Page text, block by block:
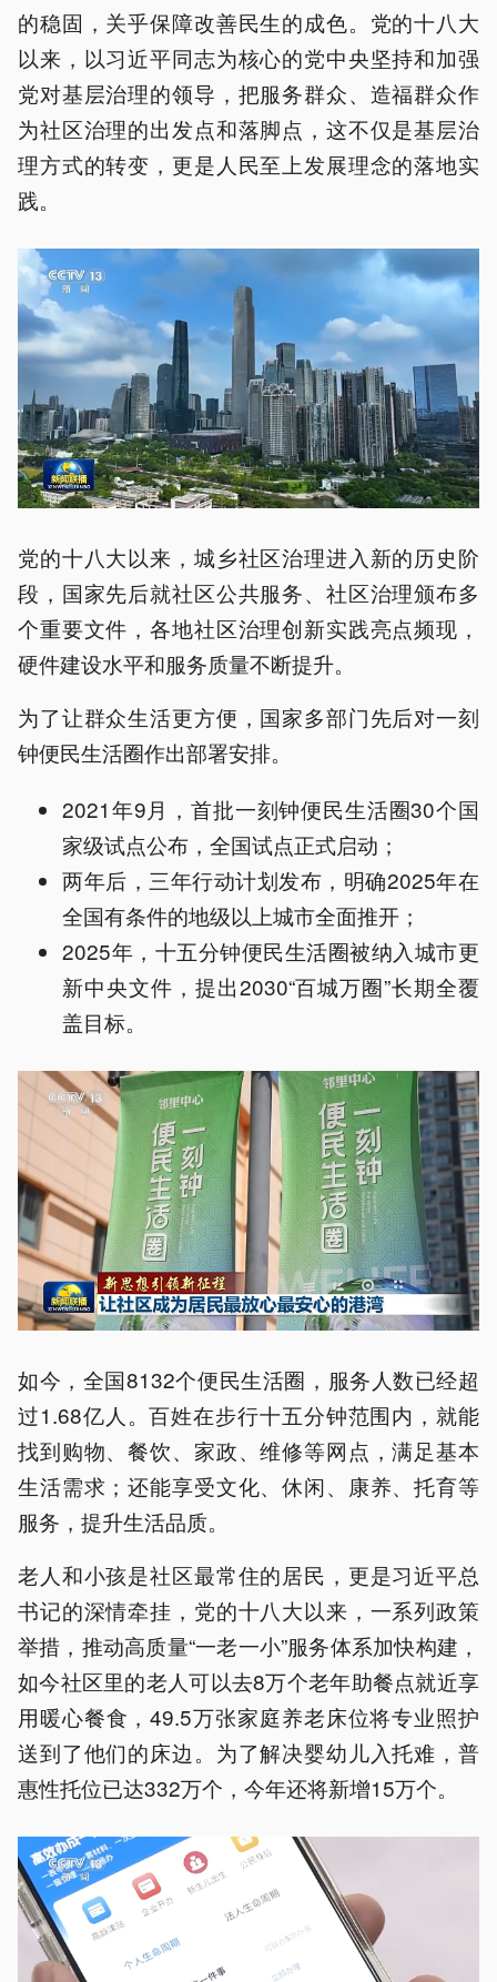
的稳固，关乎保障改善民生的成色。党的十八大
以来，以习近平同志为核心的党中央坚持和加强
党对基层治理的领导，把服务群众、造福群众作
为社区治理的出发点和落脚点，这不仅是基层治
理方式的转变，更是人民至上发展理念的落地实
践。
党的十八大以来，城乡社区治理进入新的历史阶
段，国家先后就社区公共服务、社区治理颁布多
个重要文件，各地社区治理创新实践亮点频现，
硬件建设水平和服务质量不断提升。
为了让群众生活更方便，国家多部门先后对一刻
钟便民生活圈作出部署安排。
2021年9月，首批一刻钟便民生活圈30个国
家级试点公布，全国试点正式启动；
两年后，三年行动计划发布，明确2025年在
全国有条件的地级以上城市全面推开；
2025年，十五分钟便民生活圈被纳入城市更
新中央文件，提出2030“百城万圈”长期全覆
盖目标。
如今，全国8132个便民生活圈，服务人数已经超
过1.68亿人。百姓在步行十五分钟范围内，就能
找到购物、餐饮、家政、维修等网点，满足基本
生活需求；还能享受文化、休闲、康养、托育等
服务，提升生活品质。
老人和小孩是社区最常住的居民，更是习近平总
书记的深情牵挂，党的十八大以来，一系列政策
举措，推动高质量“一老一小”服务体系加快构建，
如今社区里的老人可以去8万个老年助餐点就近享
用暖心餐食，49.5万张家庭养老床位将专业照护
送到了他们的床边。为了解决婴幼儿入托难，普
惠性托位已达332万个，今年还将新增15万个。